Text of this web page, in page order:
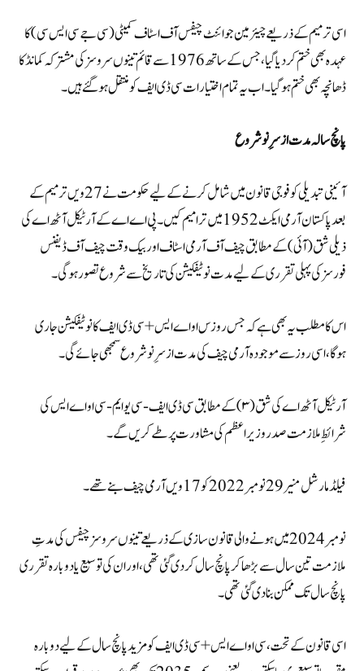
اسی ترمیم کے ذریعے چیئرمین جوائنٹ چیفس آف اسٹاف کمیٹی (سی جے سی ایس سی) کا
عہدہ بھی ختم کر دیا گیا، جس کے ساتھ 1976 سے قائم تینوں سروسز کی مشترکہ کمانڈ کا
ڈھانچہ بھی ختم ہوگیا۔ اب یہ تمام اختیارات سی ڈی ایف کو منتقل ہو گئے ہیں۔
پانچ سالہ مدت ازسرِنو شروع
آئینی تبدیلی کو فوجی قانون میں شامل کرنے کے لیے حکومت نے 27ویں ترمیم کے
بعد پاکستان آرمی ایکٹ 1952 میں ترامیم کیں۔ پی اے اے کے آرٹیکل آٹھ اے کی
ذیلی شق (آئی) کے مطابق چیف آف آرمی اسٹاف اور بیک وقت چیف آف ڈیفنس
فورسز کی پہلی تقرری کے لیے مدت نوٹیفکیشن کی تاریخ سے شروع تصور ہوگی۔
اس کا مطلب یہ بھی ہے کہ جس روز س او اے ایس+سی ڈی ایف کا نوٹیفکیشن جاری
ہوگا، اسی روز سے موجودہ آرمی چیف کی مدت ازسرِنو شروع سمجھی جائے گی۔
آرٹیکل آٹھ اے کی شق (۳) کے مطابق سی ڈی ایف -سی یو ایم -سی او اے ایس کی
شرائطِ ملازمت صدر وزیراعظم کی مشاورت پر طے کریں گے۔
فیلڈ مارشل منیر 29 نومبر 2022 کو 17ویں آرمی چیف بنے تھے۔
نومبر 2024 میں ہونے والی قانون سازی کے ذریعے تینوں سروسز چیفس کی مدتِ
ملازمت تین سال سے بڑھا کر پانچ سال کر دی گئی تھی، اور ان کی توسیع یا دوبارہ تقرری
پانچ سال تک ممکن بنا دی گئی تھی۔
اسی قانون کے تحت، سی او اے ایس + سی ڈی ایف کو مزید پانچ سال کے لیے دوبارہ